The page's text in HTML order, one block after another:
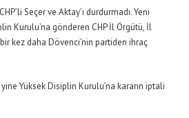
Seçer ve Aktay’ı durdurmadı. Yeni
Kurulu’na gönderen CHP İl Örgütü, İl
kez daha Dövenci’nin partiden ihraç
Yüksek Disiplin Kurulu’na kararın iptali